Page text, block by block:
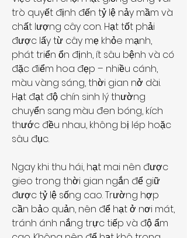
trò quyết định đến tỷ lệ nảy mầm và
chất lượng cây con. Hạt tốt phải
được lấy từ cây mẹ khỏe mạnh,
phát triển ổn định, ít sâu bệnh và có
đặc điểm hoa đẹp – nhiều cánh,
màu vàng sáng, thời gian nở dài.
Hạt đạt độ chín sinh lý thường
chuyển sang màu đen bóng, kích
thước đều nhau, không bị lép hoặc
sâu đục.
Ngay khi thu hái, hạt mai nên được
gieo trong thời gian ngắn để giữ
được tỷ lệ sống cao. Trường hợp
cần bảo quản, nên để hạt ở nơi mát,
tránh ánh nắng trực tiếp và độ ẩm